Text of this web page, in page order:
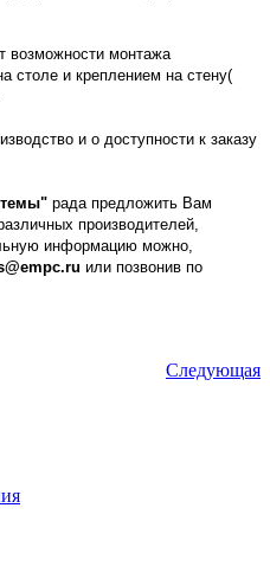
монтажа
столе и креплением на стену(
и о доступности к заказу
рада предложить Вам
производителей,
информацию можно,
или позвонив по
Следующая